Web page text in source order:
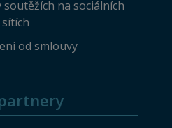
na sociálních
sítích
od smlouvy